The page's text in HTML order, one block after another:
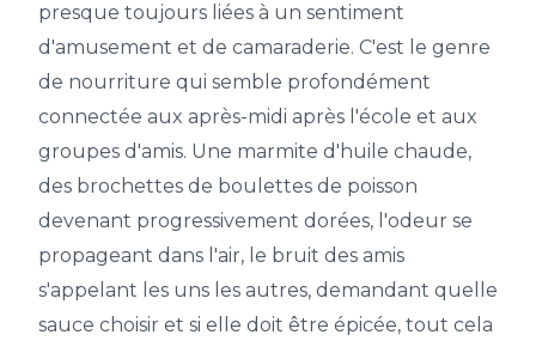
presque toujours liées à un sentiment
d'amusement et de camaraderie. C'est le genre
de nourriture qui semble profondément
connectée aux après-midi après l'école et aux
groupes d'amis. Une marmite d'huile chaude,
des brochettes de boulettes de poisson
devenant progressivement dorées, l'odeur se
propageant dans l'air, le bruit des amis
s'appelant les uns les autres, demandant quelle
sauce choisir et si elle doit être épicée, tout cela